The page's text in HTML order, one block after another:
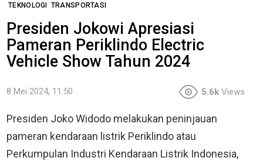
TEKNOLOGI TRANSPORTASI
Presiden Jokowi Apresiasi
Pameran Periklindo Electric
Vehicle Show Tahun 2024
8 Mei 2024, 11:50 5.6k Views
Presiden Joko Widodo melakukan peninjauan
pameran kendaraan listrik Periklindo atau
Perkumpulan Industri Kendaraan Listrik Indonesia,